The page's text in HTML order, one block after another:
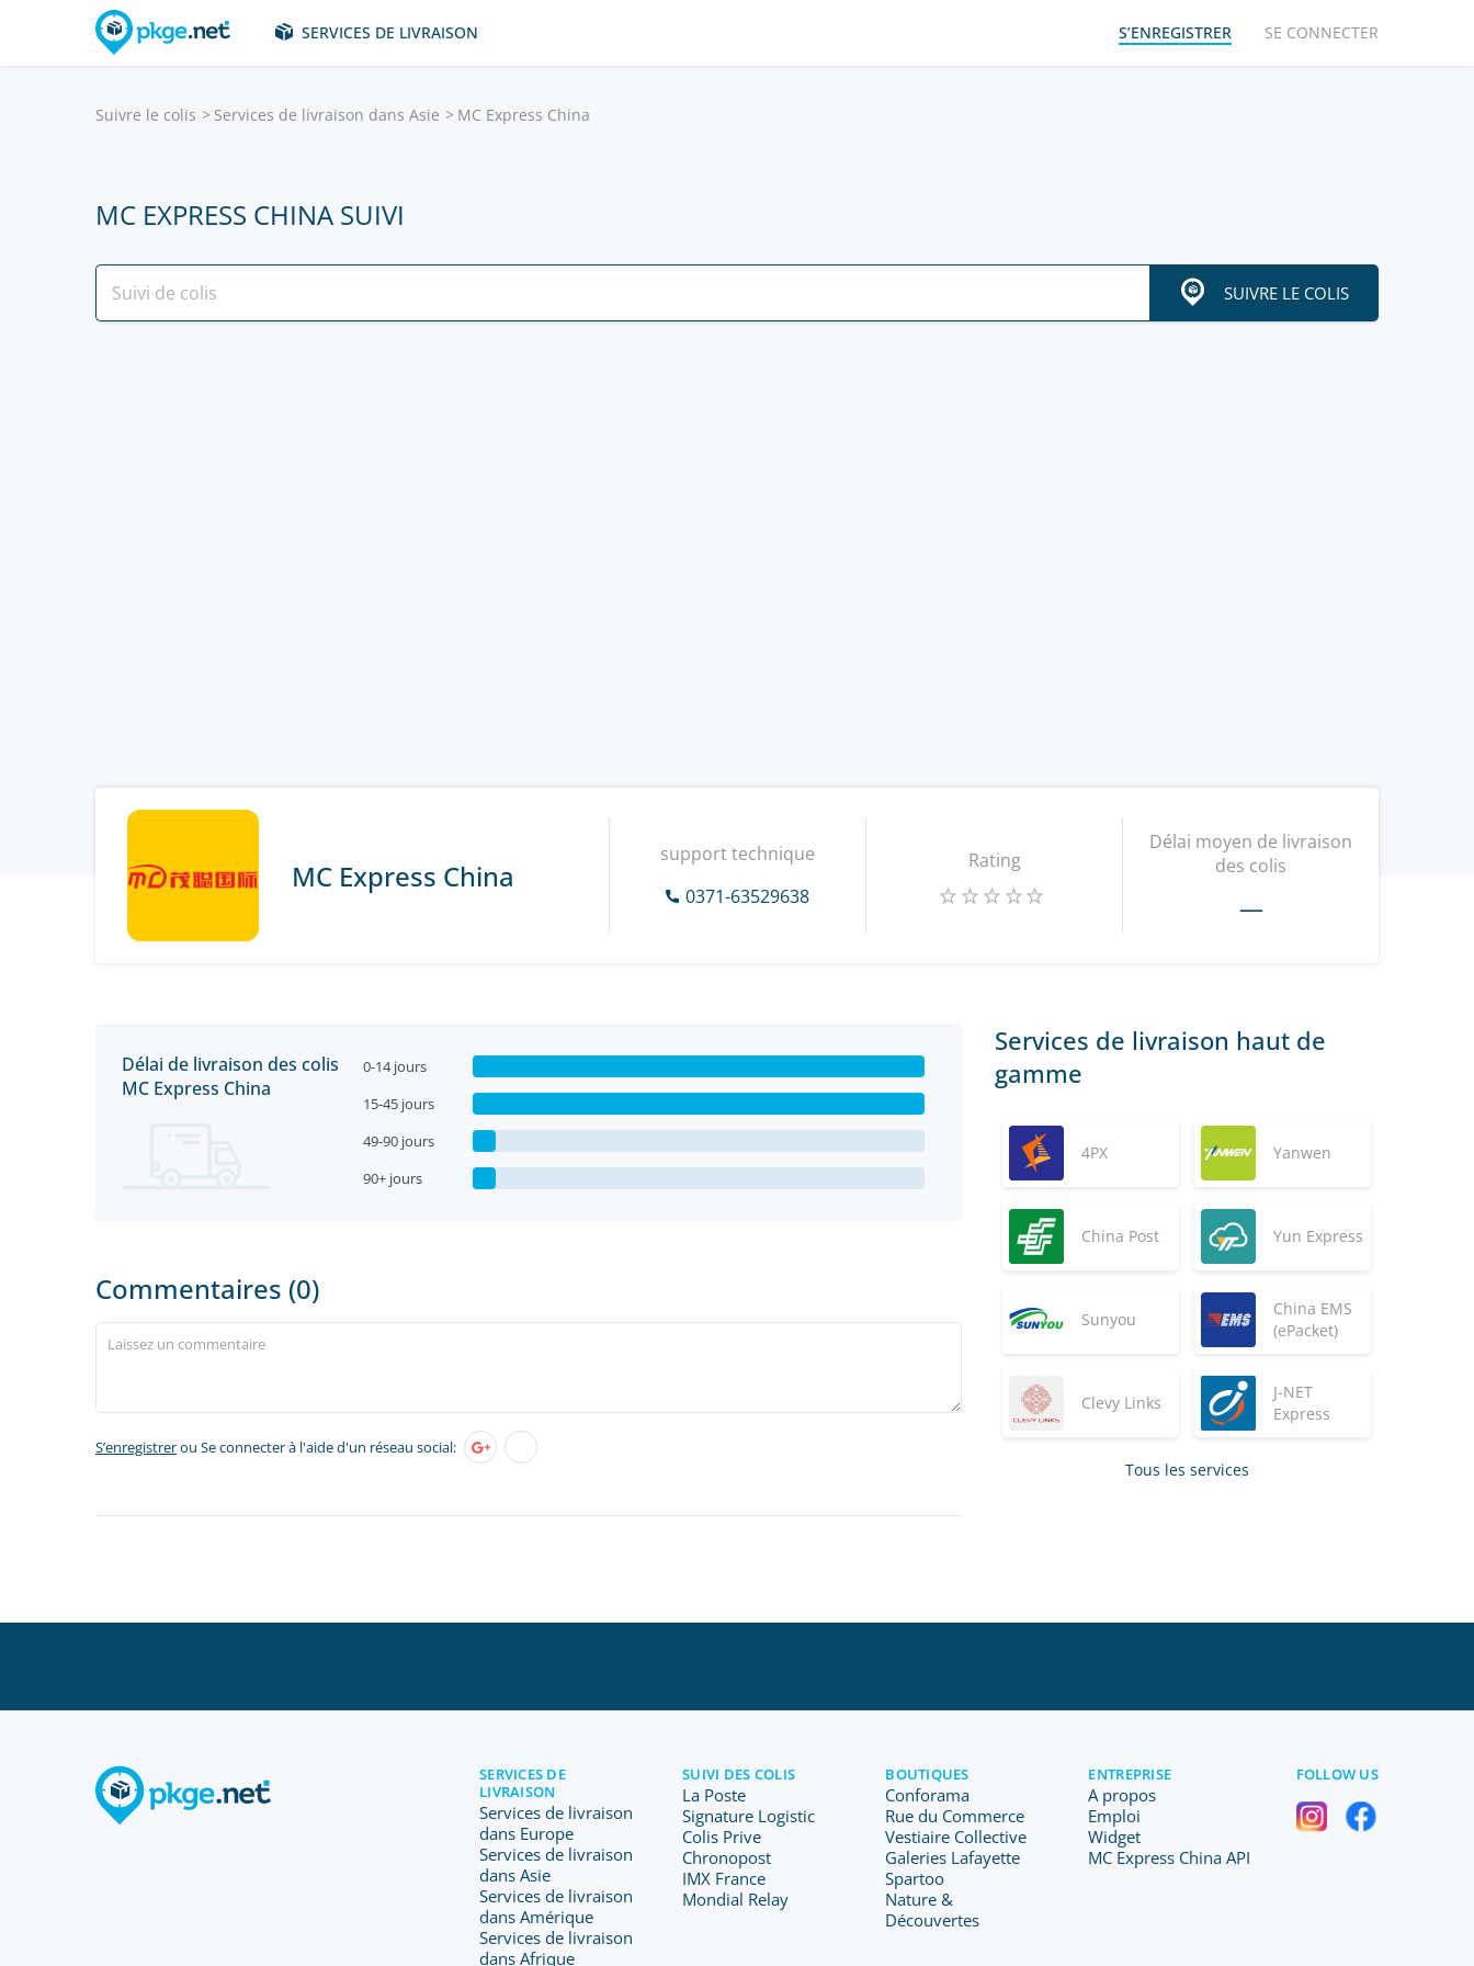
SERVICES DE LIVRAISON S’ENREGISTRER SE CONNECTER
Suivre le colis Services de livraison dans Asie MC Express China
MC EXPRESS CHINA SUIVI
SUIVRE LE COLIS
MC Express China
support technique
0371-63529638
Rating
Délai moyen de livraison
des colis
—
Délai de livraison des colis
MC Express China
0-14 jours
15-45 jours
49-90 jours
90+ jours
Commentaires (0)
S’enregistrerou Se connecter à l'aide d'un réseau social:
Services de livraison haut de
gamme
4PX Yanwen
China Post Yun Express
Sunyou
China EMS
(ePacket)
Clevy Links
J-NET
Express
Tous les services
SERVICES DE
LIVRAISON
Services de livraison
dans Europe
Services de livraison
dans Asie
Services de livraison
dans Amérique
Services de livraison
dans Afrique
SUIVI DES COLIS
La Poste
Signature Logistic
Colis Prive
Chronopost
IMX France
Mondial Relay
BOUTIQUES
Conforama
Rue du Commerce
Vestiaire Collective
Galeries Lafayette
Spartoo
Nature &
Découvertes
ENTREPRISE
A propos
Emploi
Widget
MC Express China API
FOLLOW US